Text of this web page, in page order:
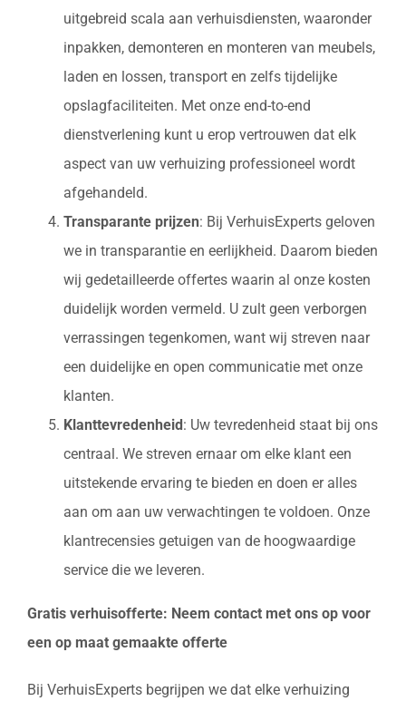
uitgebreid scala aan verhuisdiensten, waaronder
inpakken, demonteren en monteren van meubels,
laden en lossen, transport en zelfs tijdelijke
opslagfaciliteiten. Met onze end-to-end
dienstverlening kunt u erop vertrouwen dat elk
aspect van uw verhuizing professioneel wordt
afgehandeld.
Transparante prijzen: Bij VerhuisExperts geloven
we in transparantie en eerlijkheid. Daarom bieden
wij gedetailleerde offertes waarin al onze kosten
duidelijk worden vermeld. U zult geen verborgen
verrassingen tegenkomen, want wij streven naar
een duidelijke en open communicatie met onze
klanten.
Klanttevredenheid : Uw tevredenheid staat bij ons
centraal. We streven ernaar om elke klant een
uitstekende ervaring te bieden en doen er alles
aan om aan uw verwachtingen te voldoen. Onze
klantrecensies getuigen van de hoogwaardige
service die we leveren.
Gratis verhuisofferte: Neem contact met ons op voor
een op maat gemaakte offerte
Bij VerhuisExperts begrijpen we dat elke verhuizing